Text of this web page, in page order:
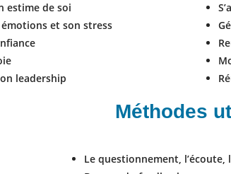
estime de soi
et son stress
leadership
Méthodes
Le questionnement,